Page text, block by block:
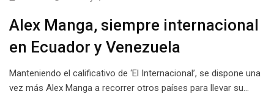
Alex Manga, siempre internacional
en Ecuador y Venezuela
Manteniendo el calificativo de ‘El Internacional’, se dispone una
vez más Alex Manga a recorrer otros países para llevar su…